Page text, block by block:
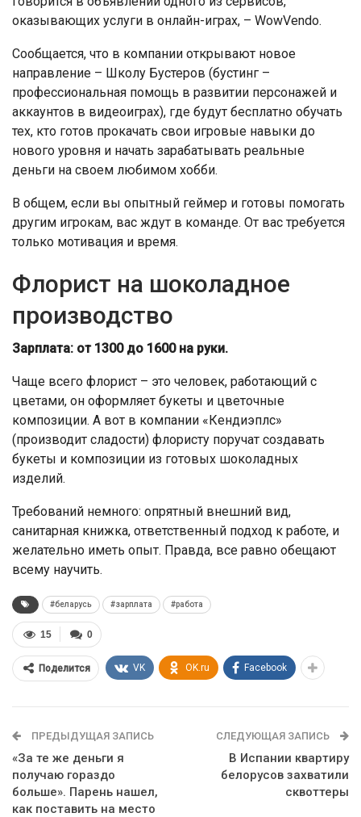
оказывающих услуги в онлайн-играх, – WowVendo.
Сообщается, что в компании открывают новое
направление – Школу Бустеров (бустинг –
профессиональная помощь в развитии персонажей и
аккаунтов в видеоиграх), где будут бесплатно обучать
тех, кто готов прокачать свои игровые навыки до
нового уровня и начать зарабатывать реальные
деньги на своем любимом хобби.
В общем, если вы опытный геймер и готовы помогать
другим игрокам, вас ждут в команде. От вас требуется
только мотивация и время.
Флорист на шоколадное
производство
Зарплата: от 1300 до 1600 на руки.
Чаще всего флорист – это человек, работающий с
цветами, он оформляет букеты и цветочные
композиции. А вот в компании «Кендиэплс»
(производит сладости) флористу поручат создавать
букеты и композиции из готовых шоколадных
изделий.
Требований немного: опрятный внешний вид,
санитарная книжка, ответственный подход к работе, и
желательно иметь опыт. Правда, все равно обещают
всему научить.
#беларусь #зарплата #работа
0
15
Поделится VK OK.ru Facebook
ПРЕДЫДУЩАЯ ЗАПИСЬ
«За те же деньги я
получаю гораздо
больше». Парень нашел,
как поставить на место
СЛЕДУЮЩАЯ ЗАПИСЬ
В Испании квартиру
белорусов захватили
сквоттеры